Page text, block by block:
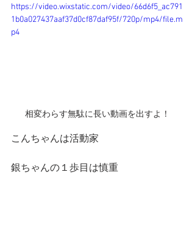
https://video.wixstatic.com/video/66d6f5_ac791
1b0a027437aaf37d0cf87daf95f/720p/mp4/file.m
p4
相変わらす無駄に長い動画を出すよ！
こんちゃんは活動家
銀ちゃんの１歩目は慎重